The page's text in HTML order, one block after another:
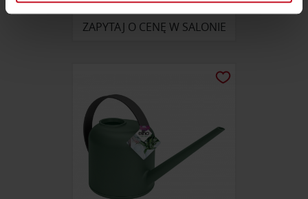
zmienić lub wycofać swoją zgodę w dowolnej chwili.
analizować ruch w naszej witrynie. Informacje o tym, jak
korzystasz z naszej witryny, udostępniamy partnerom
społecznościowym, reklamowym i analitycznym.
Partnerzy mogą połączyć te informacje z innymi danymi
otrzymanymi od Ciebie lub uzyskanymi podczas
ZAPYTAJ O CENĘ W SALONIE